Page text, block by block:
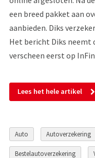
een breed pakket aan
aanbieden. Diks
Het bericht Diks neemt
verscheen eerst op
Lees het hele artikel
Auto Autoverzekering
Bestelautoverzekering